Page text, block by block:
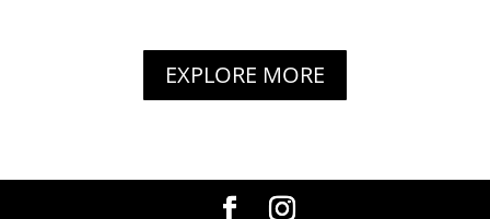
EXPLORE MORE